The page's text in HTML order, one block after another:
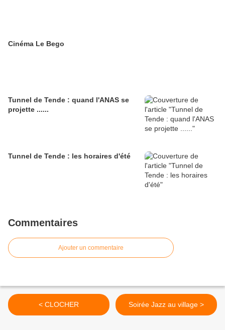
Cinéma Le Bego
Tunnel de Tende : quand l'ANAS se
projette ......
Tunnel de Tende : les horaires d'été
Commentaires
Ajouter un commentaire
< CLOCHER Soirée Jazz au village >